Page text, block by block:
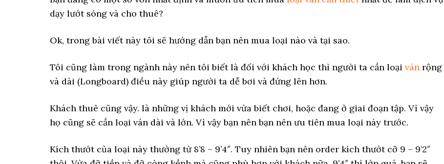
dạy lướt sóng và cho thuê?
Ok, trong bài viết này tôi sẽ hướng dẫn bạn nên mua loại nào và tại sao.
Tôi cũng làm trong ngành này nên tôi biết là đối với khách học thì người ta cần loại ván rộng
và dài (Longboard) điều này giúp người ta dễ bơi và đứng lên hơn.
Khách thuê cũng vậy. là những vị khách mới vừa biết chơi, hoặc đang ở giai đoạn tập. Vì vậy
họ cũng sẽ cần loại ván dài và lớn. Vì vậy bạn nên bạn nên ưu tiên mua loại này trước.
Kích thướt của loại này thường từ 8’8 – 9’4″. Tuy nhiên bạn nên order kích thướt cỡ 9 – 9’2″